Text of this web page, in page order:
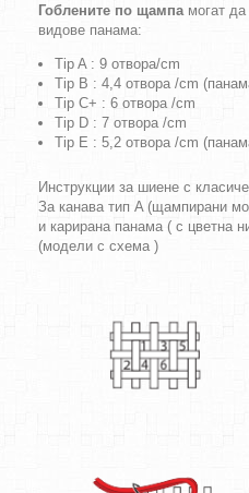
Гоблените по щампамогат да
видове панама:
Tip A : 9 отвора/cm
Tip B : 4,4 отвора /cm
Tip C+ : 6 отвора /cm
Tip D : 7 отвора /cm
Tip E : 5,2 отвора /cm
Инструкции за шиене с
За канава тип A (щампирани
и карирана панама ( с цветна
(модели с схема )